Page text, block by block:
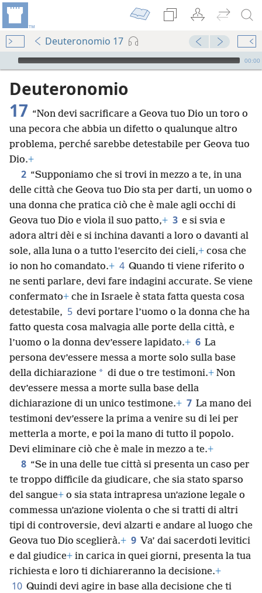
Deuteronomio 17
Audio Player
00:00
Deuteronomio
17 “Non devi sacrificare a Geova tuo Dio un toro o
una pecora che abbia un difetto o qualunque altro
problema, perché sarebbe detestabile per Geova tuo
Dio.+
2 “Supponiamo che si trovi in mezzo a te, in una
delle città che Geova tuo Dio sta per darti, un uomo o
una donna che pratica ciò che è male agli occhi di
Geova tuo Dio e viola il suo patto,+ 3 e si svia e
adora altri dèi e si inchina davanti a loro o davanti al
sole, alla luna o a tutto l’esercito dei cieli,+ cosa che
io non ho comandato.+ 4 Quando ti viene riferito o
ne senti parlare, devi fare indagini accurate. Se viene
confermato+ che in Israele è stata fatta questa cosa
detestabile, 5 devi portare l’uomo o la donna che ha
fatto questa cosa malvagia alle porte della città, e
l’uomo o la donna dev’essere lapidato.+ 6 La
persona dev’essere messa a morte solo sulla base
della dichiarazione * di due o tre testimoni.+ Non
dev’essere messa a morte sulla base della
dichiarazione di un unico testimone.+ 7 La mano dei
testimoni dev’essere la prima a venire su di lei per
metterla a morte, e poi la mano di tutto il popolo.
Devi eliminare ciò che è male in mezzo a te.+
8 “Se in una delle tue città si presenta un caso per
te troppo difficile da giudicare, che sia stato sparso
del sangue+ o sia stata intrapresa un’azione legale o
commessa un’azione violenta o che si tratti di altri
tipi di controversie, devi alzarti e andare al luogo che
Geova tuo Dio sceglierà.+ 9 Va’ dai sacerdoti levitici
e dal giudice+ in carica in quei giorni, presenta la tua
richiesta e loro ti dichiareranno la decisione.+
10 Quindi devi agire in base alla decisione che ti